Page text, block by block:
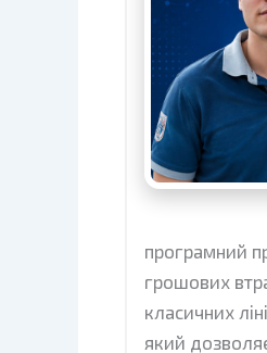
програмний
грошових
класичних
який